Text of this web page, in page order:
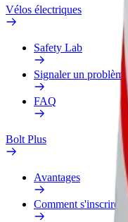
Vélos électriques
Safety Lab
Signaler un problème
FAQ
Bolt Plus
Avantages
Comment s'inscrire